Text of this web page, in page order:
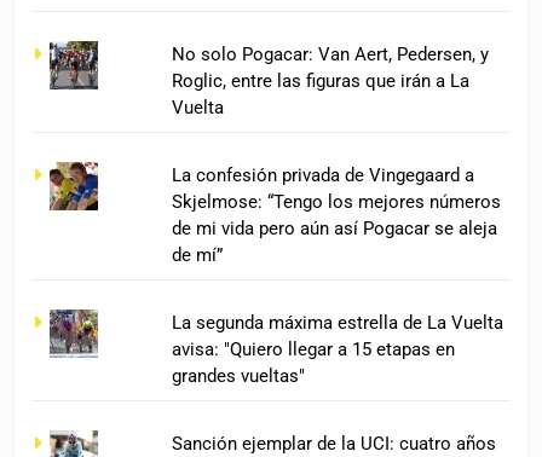
No solo Pogacar: Van Aert, Pedersen, y
Roglic, entre las figuras que irán a La
Vuelta
La confesión privada de Vingegaard a
Skjelmose: “Tengo los mejores números
de mi vida pero aún así Pogacar se aleja
de mí”
La segunda máxima estrella de La Vuelta
avisa: "Quiero llegar a 15 etapas en
grandes vueltas"
Sanción ejemplar de la UCI: cuatro años